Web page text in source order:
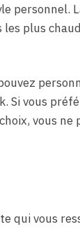
personnel.
plus
Si vous
vous ne
qui vous